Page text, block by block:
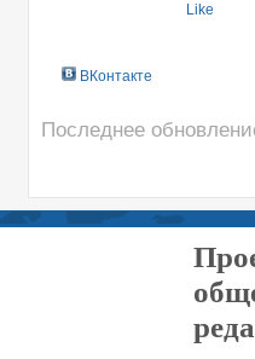
Like
ВКонтакте
Последнее